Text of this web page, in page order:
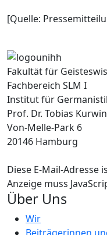
[Quelle:
Fakultät für
Fachbereich SLM I
Institut für
Prof. Dr. Tobias
Von-Melle-Park 6
20146 Hamburg
Diese E-Mail-Adresse
Anzeige muss
Über Uns
Wir